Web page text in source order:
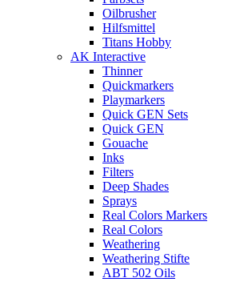
Oilbrusher
Hilfsmittel
Titans Hobby
AK Interactive
Thinner
Quickmarkers
Playmarkers
Quick GEN Sets
Quick GEN
Gouache
Inks
Filters
Deep Shades
Sprays
Real Colors Markers
Real Colors
Weathering
Weathering Stifte
ABT 502 Oils